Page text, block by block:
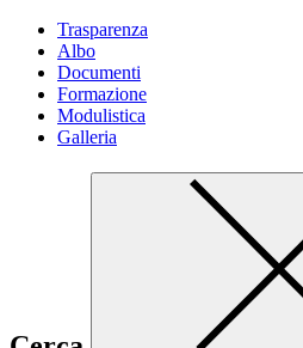
Trasparenza
Albo
Documenti
Formazione
Modulistica
Galleria